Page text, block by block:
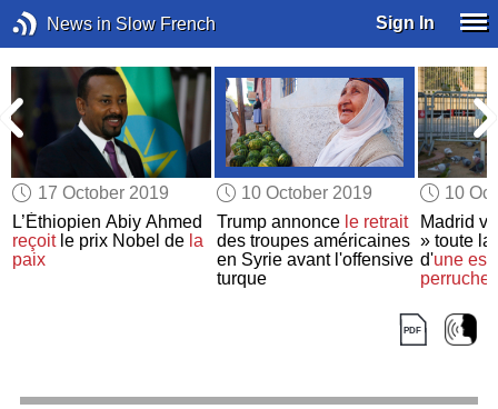
News in Slow French Sign In
17 October 2019
L’Éthiopien Abiy Ahmed
reçoitle prix Nobel de la
paix
10 October 2019
Trump annonce le retrait
des troupes américaines
en Syrie avant l'offensive
turque
10
Madrid
» toute la
d'une
perruches